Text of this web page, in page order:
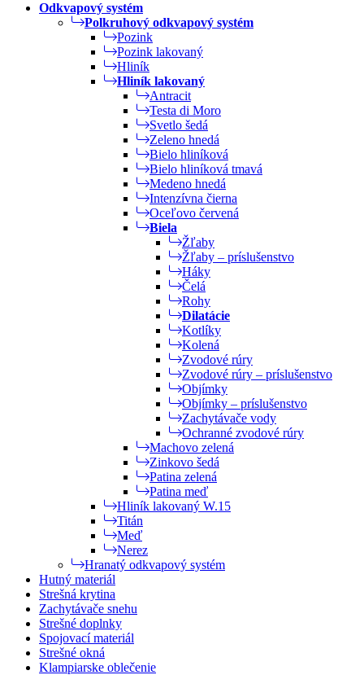
Odkvapový systém
Polkruhový odkvapový systém
Pozink
Pozink lakovaný
Hliník
Hliník lakovaný
Antracit
Testa di Moro
Svetlo šedá
Zeleno hnedá
Bielo hliníková
Bielo hliníková tmavá
Medeno hnedá
Intenzívna čierna
Oceľovo červená
Biela
Žľaby
Žľaby – príslušenstvo
Háky
Čelá
Rohy
Dilatácie
Kotlíky
Kolená
Zvodové rúry
Zvodové rúry – príslušenstvo
Objímky
Objímky – príslušenstvo
Zachytávače vody
Ochranné zvodové rúry
Machovo zelená
Zinkovo šedá
Patina zelená
Patina meď
Hliník lakovaný W.15
Titán
Meď
Nerez
Hranatý odkvapový systém
Hutný materiál
Strešná krytina
Zachytávače snehu
Strešné doplnky
Spojovací materiál
Strešné okná
Klampiarske oblečenie